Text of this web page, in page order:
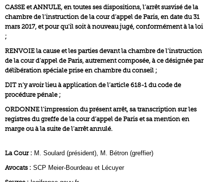
CASSE et ANNULE, en toutes ses dispositions, l’arrêt susvisé de la
chambre de l’instruction de la cour d’appel de Paris, en date du 31
mars 2017, et pour qu’il soit à nouveau jugé, conformément à la loi
;
RENVOIE la cause et les parties devant la chambre de l’instruction
de la cour d’appel de Paris, autrement composée, à ce désignée par
délibération spéciale prise en chambre du conseil ;
DIT n’y avoir lieu à application de l’article 618-1 du code de
procédure pénale ;
ORDONNE l’impression du présent arrêt, sa transcription sur les
registres du greffe de la cour d’appel de Paris et sa mention en
marge ou à la suite de l’arrêt annulé.
La Cour : M. Soulard (président), M. Bétron (greffier)
Avocats : SCP Meier-Bourdeau et Lécuyer